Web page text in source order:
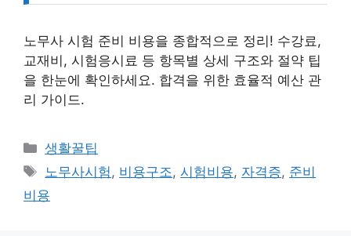
노무사 시험 준비 비용을 종합적으로 정리! 수강료,
교재비, 시험응시료 등 항목별 상세 구조와 절약 팁
을 한눈에 확인하세요. 합격을 위한 효율적 예산 관
리 가이드.
카
테
리
생활꿀팁
태
그
노무사시험, 비용구조,시험비용, 자격증, 준비
비용